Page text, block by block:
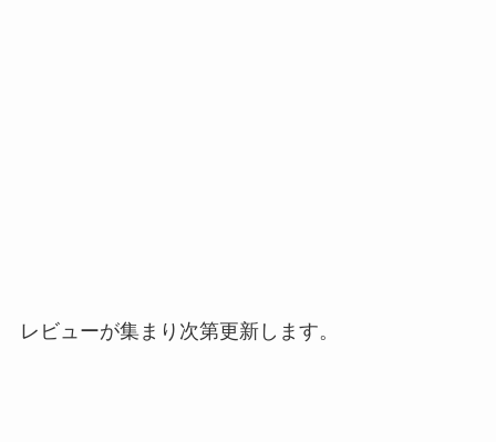
レビューが集まり次第更新します。